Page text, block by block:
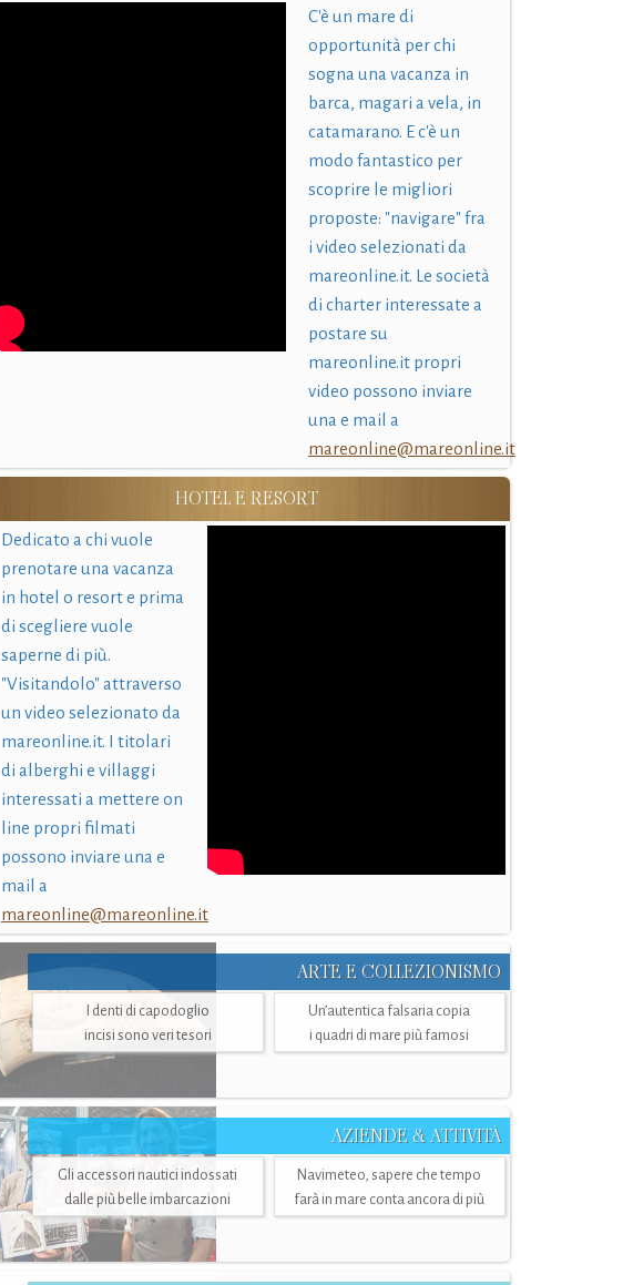
C'è un mare di
opportunità per chi
sogna una vacanza in
barca, magari a vela, in
catamarano. E c'è un
modo fantastico per
scoprire le migliori
proposte: "navigare" fra
i video selezionati da
mareonline.it. Le società
di charter interessate a
postare su
mareonline.it propri
video possono inviare
una e mail a
mareonline@mareonline.it
HOTEL E RESORT
Dedicato a chi vuole
prenotare una vacanza
in hotel o resort e prima
di scegliere vuole
saperne di più.
"Visitandolo" attraverso
un video selezionato da
mareonline.it. I titolari
di alberghi e villaggi
interessati a mettere on
line propri filmati
possono inviare una e
mail a
mareonline@mareonline.it
ARTE E COLLEZIONISMO
I denti di capodoglio
incisi sono veri tesori
Un’autentica falsaria copia
i quadri di mare più famosi
AZIENDE & ATTIVITÀ
Gli accessori nautici indossati
dalle più belle imbarcazioni
Navimeteo, sapere che tempo
farà in mare conta ancora di più